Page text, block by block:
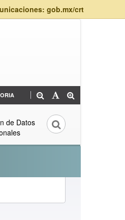
gob.mx/crt
de Datos